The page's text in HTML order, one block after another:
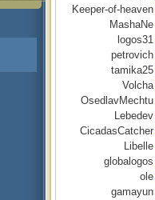
Keeper-of-heaven
MashaNe
logos31
petrovich
tamika25
Volcha
OsedlavMechtu
Lebedev
CicadasCatcher
Libelle
globalogos
ole
gamayun